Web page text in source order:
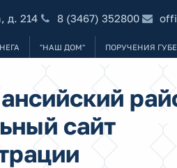
д. 214 8 (3467) 352800
"НАШ ДОМ" ПОРУЧЕНИЯ
сайт